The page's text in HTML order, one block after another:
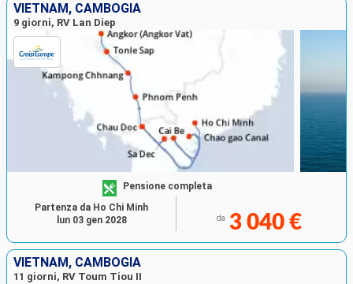
VIETNAM, CAMBOGIA
9 giorni, RV Lan Diep
Pensione completa
da 3 040 €
Partenza da Ho Chi Minh
lun 03 gen 2028
VIETNAM, CAMBOGIA
11 giorni, RV Toum Tiou II